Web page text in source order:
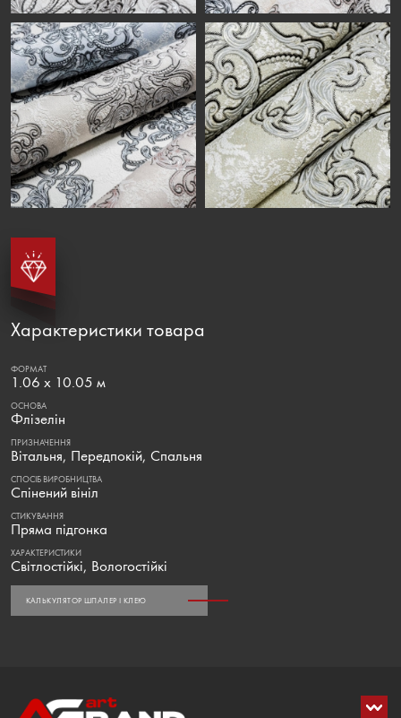
Характеристики товара
ФОРМАТ
1.06 x 10.05 м
ОСНОВА
Флізелін
ПРИЗНАЧЕННЯ
Вітальня, Передпокій, Спальня
СПОСІБ ВИРОБНИЦТВА
Спінений вініл
СТИКУВАННЯ
Пряма підгонка
ХАРАКТЕРИСТИКИ
Світлостійкі, Вологостійкі
КАЛЬКУЛЯТОР ШПАЛЕР І КЛЕЮ